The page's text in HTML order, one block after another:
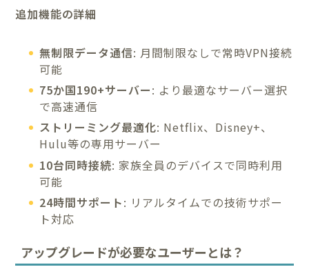
追加機能の詳細
無制限データ通信: 月間制限なしで常時VPN接続
可能
75か国190+サーバー: より最適なサーバー選択
で高速通信
ストリーミング最適化: Netflix、Disney+、
Hulu等の専用サーバー
10台同時接続: 家族全員のデバイスで同時利用
可能
24時間サポート: リアルタイムでの技術サポー
ト対応
アップグレードが必要なユーザーとは？